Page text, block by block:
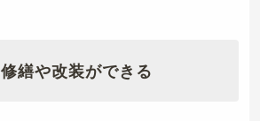
繕や改装ができる